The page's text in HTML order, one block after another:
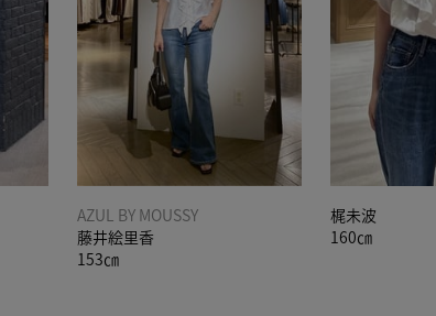
AZUL BY MOUSSY
藤井絵里香
153㎝
梶未波
160㎝